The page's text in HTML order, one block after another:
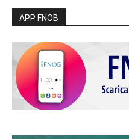
APP FNOB